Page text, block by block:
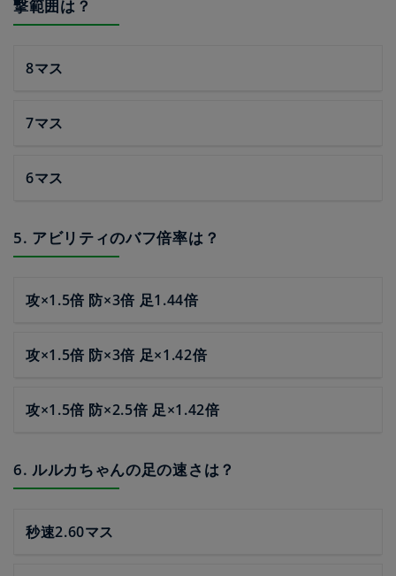
撃範囲は？
8マス
7マス
6マス
5. アビリティのバフ倍率は？
攻×1.5倍 防×3倍 足1.44倍
攻×1.5倍 防×3倍 足×1.42倍
攻×1.5倍 防×2.5倍 足×1.42倍
6. ルルカちゃんの足の速さは？
秒速2.60マス